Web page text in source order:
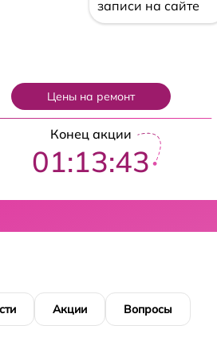
записи на сайте
Цены на ремонт
Конец акции
01:13:42
Акции Вопросы